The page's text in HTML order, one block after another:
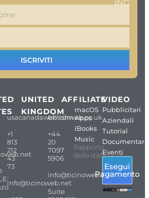
ING
ISCRIVITI
usacanadaweb.com
+1
813
212
43
73
info@ticinoweb.net
UNITED
KINGDOM
britishweb.co.uk
+44
20
7097
5906
info@ticinoweb.net
Suite
AFFILIATE
macOS
Apps
iBooks
Music
Rapporto
dello staff
VIDEO
Pubblicitari
Aziendali
Tutorial
Documentari
Eventi
Esegui
Pagamento